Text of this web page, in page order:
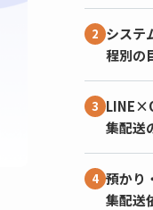
システ
程別の
集配送
預かり
集配送